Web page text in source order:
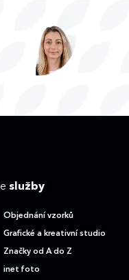
služby
Objednání vzorků
Grafické a kreativní studio
Značky od A do Z
inet foto